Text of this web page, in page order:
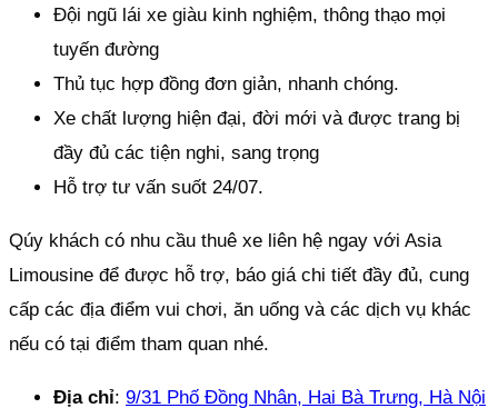
Đội ngũ lái xe giàu kinh nghiệm, thông thạo mọi
tuyến đường
Thủ tục hợp đồng đơn giản, nhanh chóng.
Xe chất lượng hiện đại, đời mới và được trang bị
đầy đủ các tiện nghi, sang trọng
Hỗ trợ tư vấn suốt 24/07.
Qúy khách có nhu cầu thuê xe liên hệ ngay với Asia
Limousine để được hỗ trợ, báo giá chi tiết đầy đủ, cung
cấp các địa điểm vui chơi, ăn uống và các dịch vụ khác
nếu có tại điểm tham quan nhé.
Địa chỉ: 9/31 Phố Đồng Nhân, Hai Bà Trưng, Hà Nội